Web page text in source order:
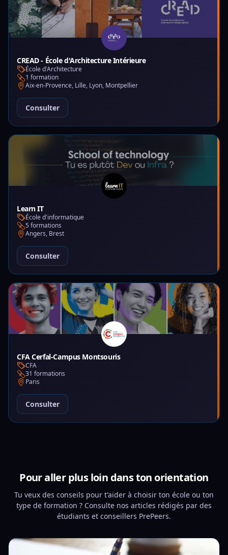
CREAD - École d'Architecture Intérieure
École d'Architecture
1 formation
Aix-en-Provence, Lille, Lyon, Montpellier
Consulter
Learn IT
École d'informatique
5 formations
Angers, Brest
Consulter
CFA Cerfal-Campus Montsouris
CFA
31 formations
Paris
Consulter
Pour aller plus loin dans ton orientation
Tu veux des conseils pour t'aider à choisir ton école ou ton
type de formation ? Consulte nos articles rédigés par des
étudiants et conseillers PrePeers.